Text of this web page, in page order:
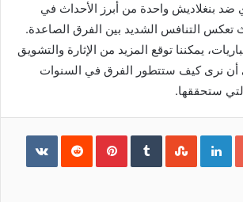
ضد بنغلاديش واحدة من أبرز الأحداث في
تعكس التنافس الشديد بين الفرق الصاعدة.
يمكننا توقع المزيد من الإثارة والتشويق
أن نرى كيف ستتطور الفرق في السنوات
ستحققها.
Google+
LinkedIn
Pinterest